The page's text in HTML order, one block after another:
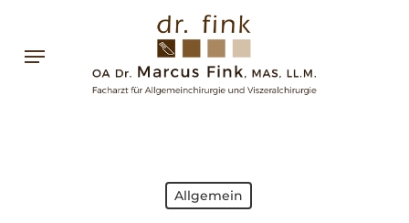
main
Menu
Allgemein